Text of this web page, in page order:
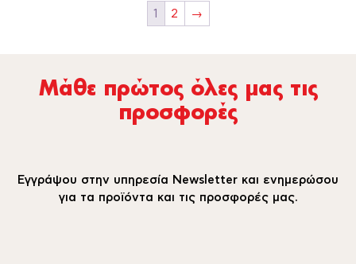
1 2 →
Μάθε πρώτος όλες µας τις
προσφορές
Εγγράψου στην υπηρεσία Newsletter και ενημερώσου
για τα προϊόντα και τις προσφορές μας.